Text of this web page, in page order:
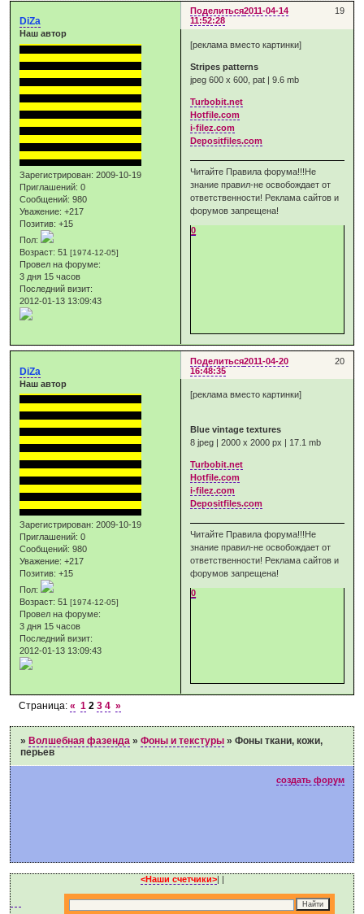
Поделиться 19
2011-04-14
11:52:28
DiZa
Наш автор
Зарегистрирован: 2009-10-19
Приглашений: 0
Сообщений: 980
Уважение: +217
Позитив: +15
Пол:
Возраст: 51[1974-12-05]
Провел на форуме:
3 дня 15 часов
Последний визит:
2012-01-13 13:09:43
[реклама вместо картинки]
Stripes patterns
jpeg 600 x 600, pat | 9.6 mb
Turbobit.net
Hotfile.com
i-filez.com
Depositfiles.com
Читайте Правила форума!!!Не
знание правил-не освобождает от
ответственности! Реклама сайтов и
форумов запрещена!
0
Поделиться 20
2011-04-20
16:48:35
DiZa
Наш автор
Зарегистрирован: 2009-10-19
Приглашений: 0
Сообщений: 980
Уважение: +217
Позитив: +15
Пол:
Возраст: 51[1974-12-05]
Провел на форуме:
3 дня 15 часов
Последний визит:
2012-01-13 13:09:43
[реклама вместо картинки]
Blue vintage textures
8 jpeg | 2000 x 2000 px | 17.1 mb
Turbobit.net
Hotfile.com
i-filez.com
Depositfiles.com
Читайте Правила форума!!!Не
знание правил-не освобождает от
ответственности! Реклама сайтов и
форумов запрещена!
0
Страница:« 1 2 3 4 »
»Волшебная фазенда »Фоны и текстуры »Фоны ткани, кожи,
перьев
создать форум
<Наши счетчики>| |